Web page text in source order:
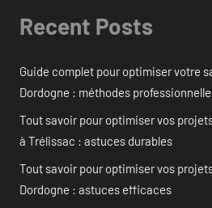
Recent Posts
Guide complet pour optimiser votre
Dordogne : méthodes
Tout savoir pour optimiser vos
à Trélissac : astuces durables
Tout savoir pour optimiser vos
Dordogne : astuces efficaces